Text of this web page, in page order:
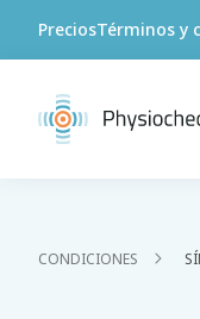
PreciosTérminos y
CONDICIONES